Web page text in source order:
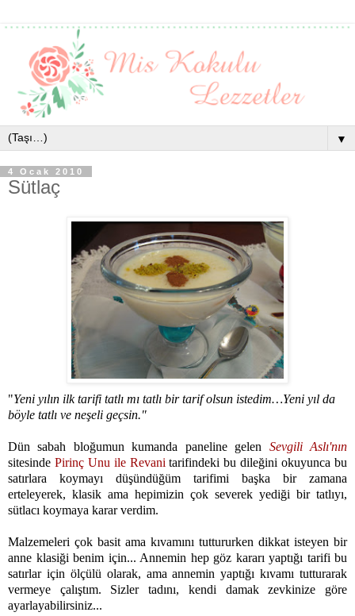
▼
4 Ocak 2010
Sütlaç
"Yeni yılın ilk tarifi tatlı mı tatlı bir tarif olsun istedim…Yeni yıl da
böyle tatlı ve neşeli geçsin."
Dün sabah bloğumun kumanda paneline gelen
Sevgili Aslı'nın
sitesinde Pirinç Unu ile Revani tarifindeki bu dileğini okuyunca bu
satırlara koymayı düşündüğüm tarifimi başka bir zamana
erteleyerek, klasik ama hepimizin çok severek yediği bir tatlıyı,
sütlacı koymaya karar verdim.
Malzemeleri çok basit ama kıvamını tuttururken dikkat isteyen bir
anne klasiği benim için... Annemin hep göz kararı yaptığı tarifi bu
satırlar için ölçülü olarak, ama annemin yaptığı kıvamı tutturarak
vermeye çalıştım. Sizler tadını, kendi damak zevkinize göre
ayarlayabilirsiniz...